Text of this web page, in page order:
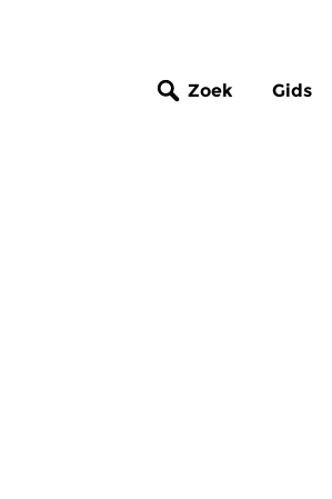
Zoek Gids